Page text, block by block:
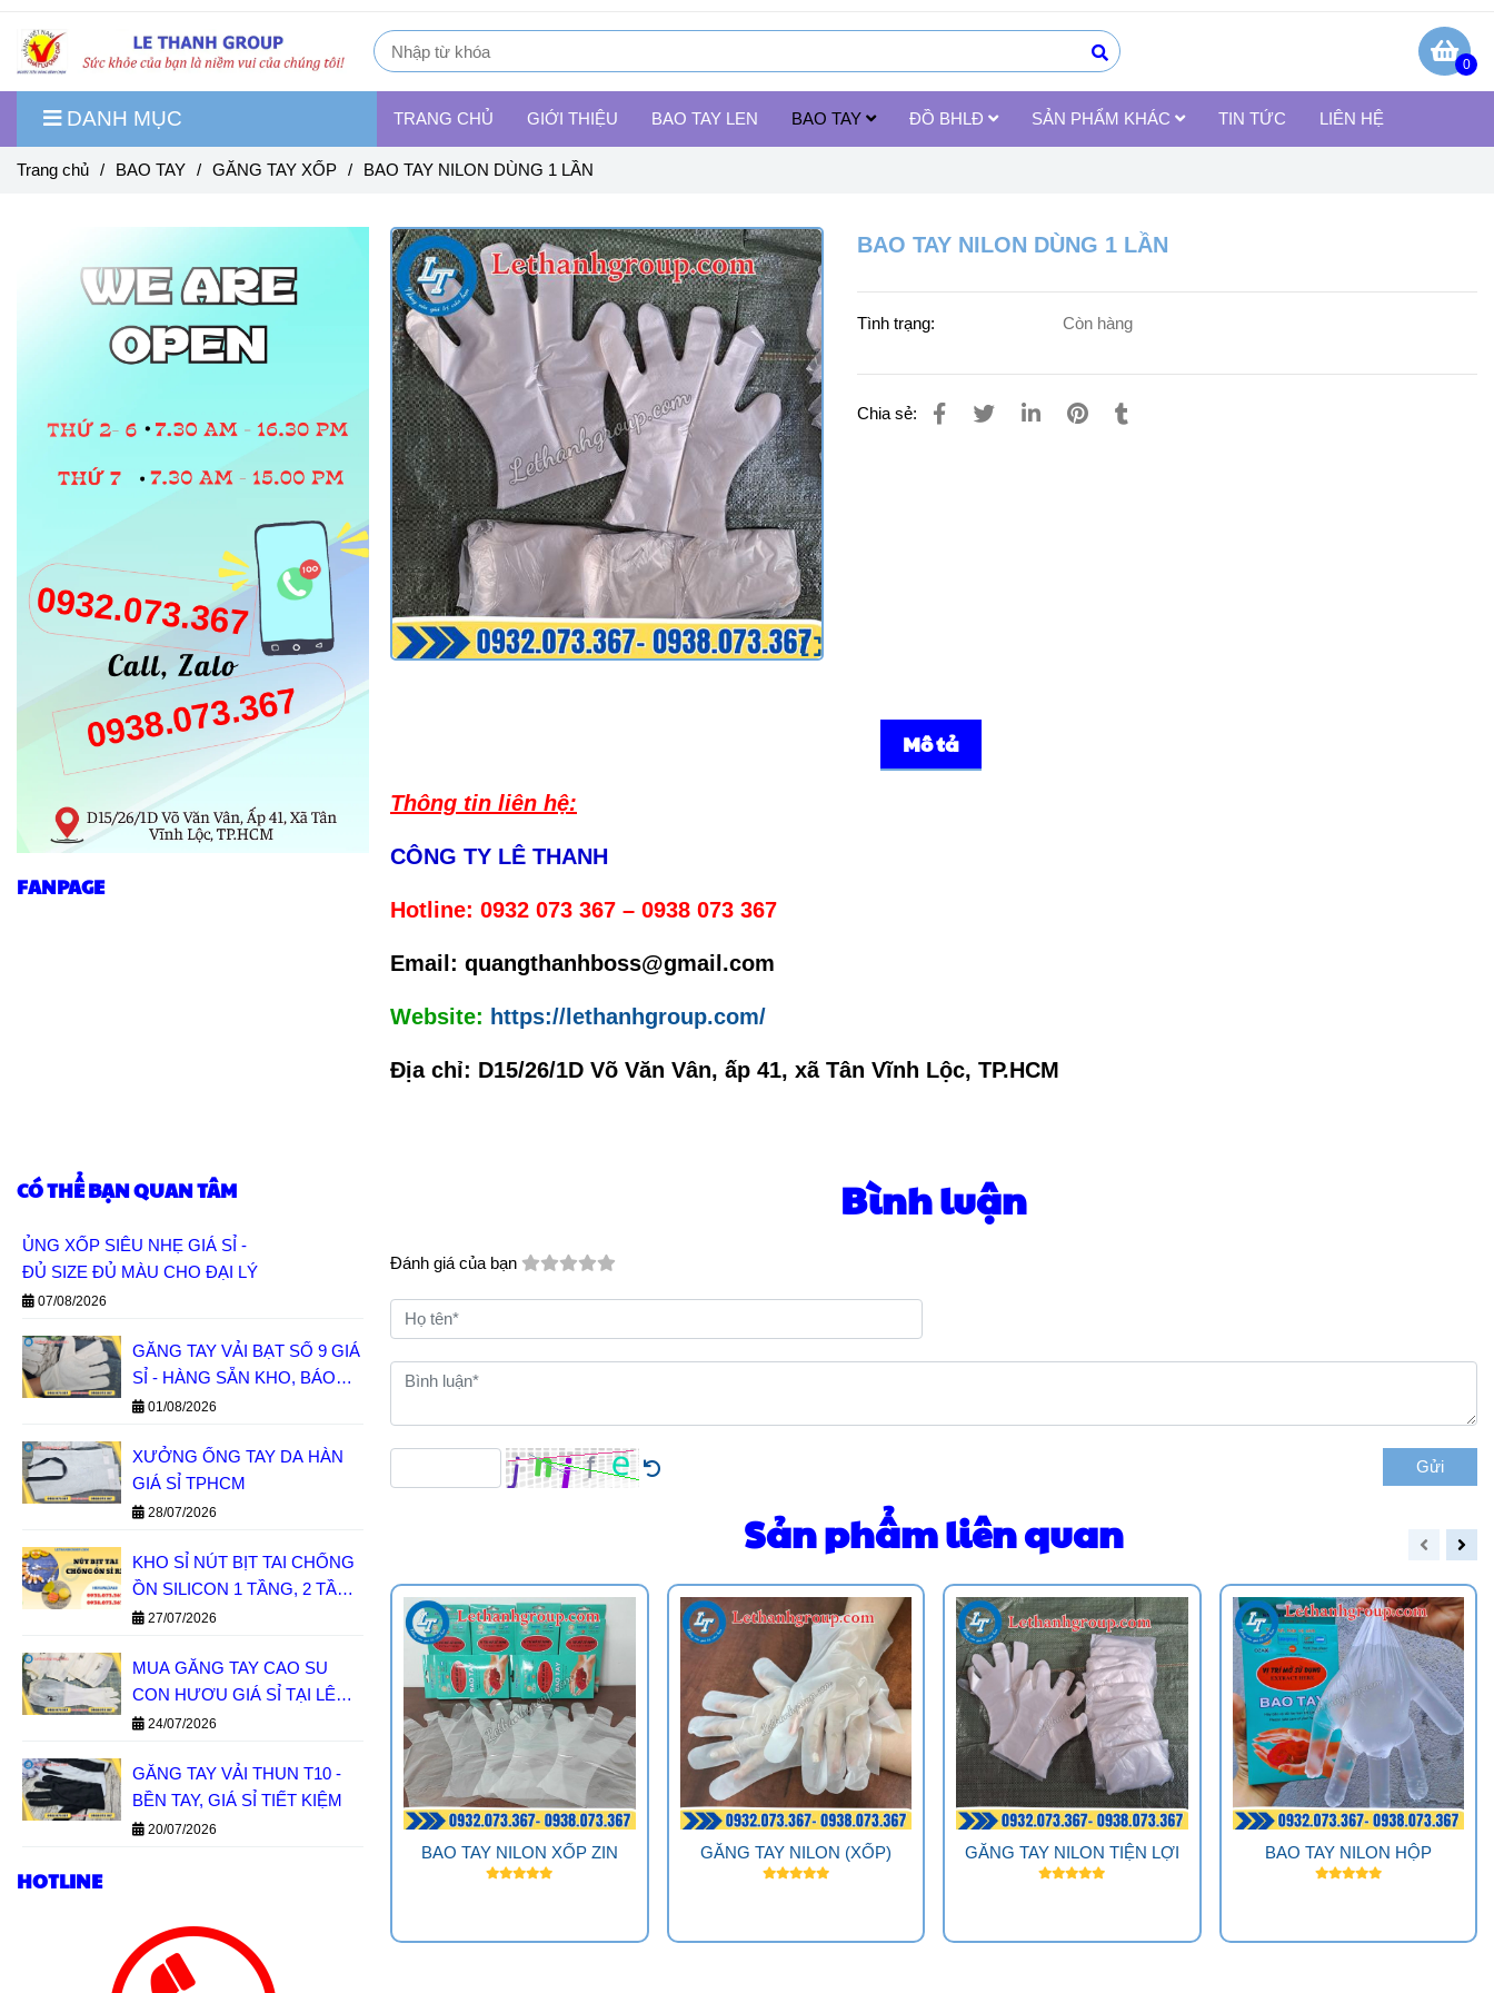
0
DANH MỤC TRANG CHỦ GIỚI THIỆU BAO TAY LEN BAO TAY ĐỒ BHLĐ SẢN PHẨM KHÁC TIN TỨC LIÊN HỆ
Trang chủ / BAO TAY / GĂNG TAY XỐP / BAO TAY NILON DÙNG 1 LẦN
BAO TAY NILON DÙNG 1 LẦN
Tình trạng: Còn hàng
Chia sẻ:
Mô tả
Thông tin liên hệ:
CÔNG TY LÊ THANH
Hotline: 0932 073 367 – 0938 073 367
Email: quangthanhboss@gmail.com
Website: https://lethanhgroup.com/
Địa chỉ: D15/26/1D Võ Văn Vân, ấp 41, xã Tân Vĩnh Lộc, TP.HCM
Bình luận
Đánh giá của bạn
Gửi
Sản phẩm liên quan
BAO TAY NILON XỐP ZIN GĂNG TAY NILON (XỐP) GĂNG TAY NILON TIỆN LỢI BAO TAY NILON HỘP
FANPAGE
CÓ THỂ BẠN QUAN TÂM
ỦNG XỐP SIÊU NHẸ GIÁ SỈ -
ĐỦ SIZE ĐỦ MÀU CHO ĐẠI LÝ
07/08/2026
GĂNG TAY VẢI BẠT SỐ 9 GIÁ
SỈ - HÀNG SẴN KHO, BÁO
GIÁ NHANH
01/08/2026
XƯỞNG ỐNG TAY DA HÀN
GIÁ SỈ TPHCM
28/07/2026
KHO SỈ NÚT BỊT TAI CHỐNG
ỒN SILICON 1 TẦNG, 2 TẦNG
GIÁ SỈ MIỀN NAM
27/07/2026
MUA GĂNG TAY CAO SU
CON HƯƠU GIÁ SỈ TẠI LÊ
THANH
24/07/2026
GĂNG TAY VẢI THUN T10 -
BỀN TAY, GIÁ SỈ TIẾT KIỆM
20/07/2026
HOTLINE